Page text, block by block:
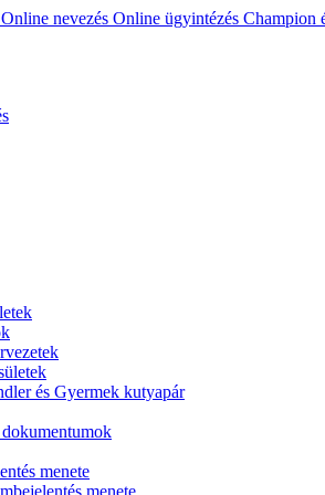
Online nevezés Online ügyintézés Champion
és Gyermek kutyapár
menete
menete